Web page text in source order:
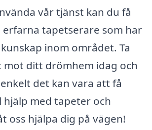
vår tjänst kan du få
tapetserare som har
inom området. Ta
mot ditt drömhem idag och
det kan vara att få
hjälp med tapeter och
oss hjälpa dig på vägen!